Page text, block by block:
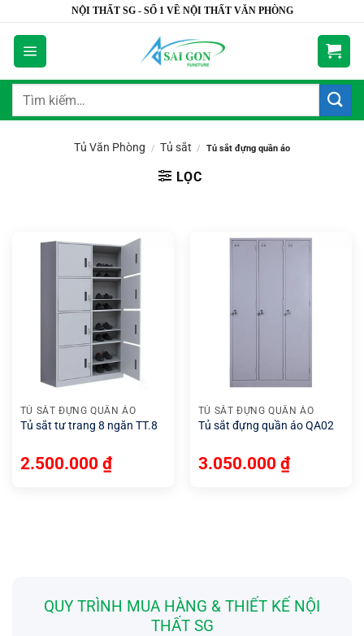
dung
NỘI THẤT SG - SỐ 1 VỀ NỘI THẤT VĂN PHÒNG
Tìm
Tủ Văn Phòng / Tủ sắt / Tủ sắt đựng quần áo
LỌC
TỦ SẮT ĐỰNG QUẦN ÁO
Tủ sắt tư trang 8 ngăn TT.8
2.500.000 ₫
TỦ SẮT ĐỰNG QUẦN ÁO
Tủ sắt đựng quần áo QA02
3.050.000 ₫
QUY TRÌNH MUA HÀNG & THIẾT KẾ NỘI
THẤT SG